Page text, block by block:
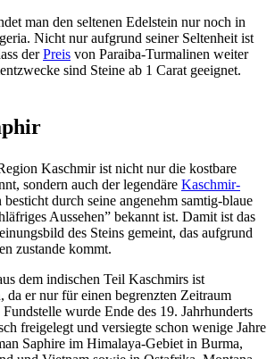
man den seltenen Edelstein nur noch in
Nicht nur aufgrund seiner Seltenheit ist
derPreis von Paraiba-Turmalinen weiter
sind Steine ab 1 Carat geeignet.
Kaschmir ist nicht nur die kostbare
sondern auch der legendäre Kaschmir-
durch seine angenehm samtig-blaue
Aussehen” bekannt ist. Damit ist das
des Steins gemeint, das aufgrund
zustande kommt.
dem indischen Teil Kaschmirs ist
da er nur für einen begrenzten Zeitraum
wurde Ende des 19. Jahrhunderts
freigelegt und versiegte schon wenige Jahre
Saphire im Himalaya-Gebiet in Burma,